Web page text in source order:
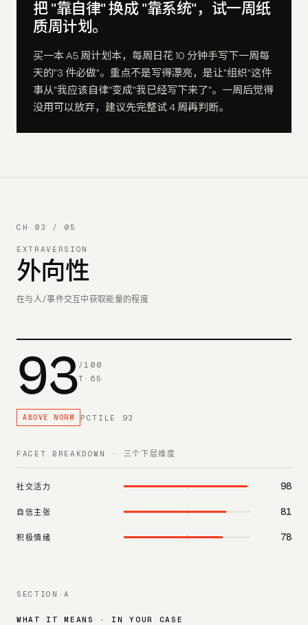
把 "靠自律" 换成 "靠系统"，试一周纸
质周计划。
买一本 A5 周计划本，每周日花 10 分钟手写下一周每
天的"3 件必做"。重点不是写得漂亮，是让"组织"这件
事从"我应该自律"变成"我已经写下来了"。一周后觉得
没用可以放弃，建议先完整试 4 周再判断。
CH· 03 / 05
EXTRAVERSION
外向性
在与人/事件交互中获取能量的程度
93/100
T· 65
ABOVE NORM PCTILE 93
FACET BREAKDOWN · 三个下层维度
社交活力 98
自信主张 81
积极情绪 78
SECTION·A
WHAT IT MEANS · IN YOUR CASE